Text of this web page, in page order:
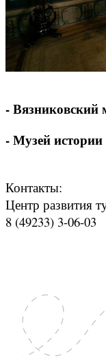
- Вязниковский
- Музей
Контакты:
Центр развития
8 (49233) 3-06-03